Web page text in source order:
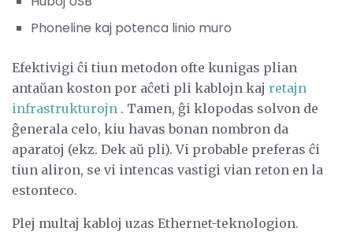
Phoneline kaj potenca linio muro
Efektivigi ĉi tiun metodon ofte kunigas plian
antaŭan koston por aĉeti pli kablojn kaj retajn
infrastrukturojn . Tamen, ĝi klopodas solvon de
ĝenerala celo, kiu havas bonan nombron da
aparatoj (ekz. Dek aŭ pli). Vi probable preferas ĉi
tiun aliron, se vi intencas vastigi vian reton en la
estonteco.
Plej multaj kabloj uzas Ethernet-teknologion.